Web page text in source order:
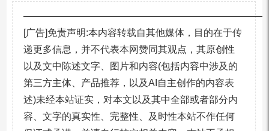
[广告]免责声明:本内容转载自其他媒体，目的在于传
递更多信息，并不代表本网赞同其观点，其原创性
以及文中陈述文字、图片和内容(包括内容中涉及的
第三方主体、产品推荐，以及AI自主创作的内容表
述)未经本站证实，对本文以及其中全部或者部分内
容、文字的真实性、完整性、及时性本站不作任何